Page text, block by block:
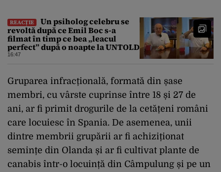
REACȚIE
Un psiholog celebru se
revoltă după ce Emil Boc s-a
filmat în timp ce bea „leacul
perfect” după o noapte la UNTOLD
16:47
Gruparea infracțională, formată din șase
membri, cu vârste cuprinse între 18 și 27 de
ani, ar fi primit drogurile de la cetățeni români
care locuiesc în Spania. De asemenea, unii
dintre membrii grupării ar fi achiziționat
semințe din Olanda și ar fi cultivat plante de
canabis într-o locuință din Câmpulung și pe un